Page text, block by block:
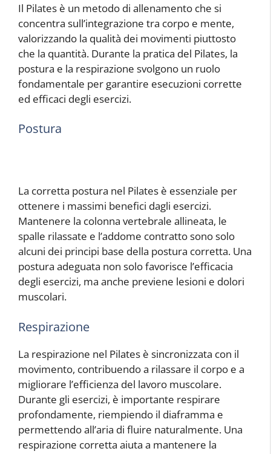
Il Pilates è un metodo di allenamento che si
concentra sull’integrazione tra corpo e mente,
valorizzando la qualità dei movimenti piuttosto
che la quantità. Durante la pratica del Pilates, la
postura e la respirazione svolgono un ruolo
fondamentale per garantire esecuzioni corrette
ed efficaci degli esercizi.
Postura
La corretta postura nel Pilates è essenziale per
ottenere i massimi benefici dagli esercizi.
Mantenere la colonna vertebrale allineata, le
spalle rilassate e l’addome contratto sono solo
alcuni dei principi base della postura corretta. Una
postura adeguata non solo favorisce l’efficacia
degli esercizi, ma anche previene lesioni e dolori
muscolari.
Respirazione
La respirazione nel Pilates è sincronizzata con il
movimento, contribuendo a rilassare il corpo e a
migliorare l’efficienza del lavoro muscolare.
Durante gli esercizi, è importante respirare
profondamente, riempiendo il diaframma e
permettendo all’aria di fluire naturalmente. Una
respirazione corretta aiuta a mantenere la